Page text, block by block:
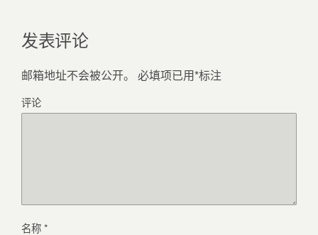
发表评论
邮箱地址不会被公开。 必填项已用*标注
评论
名称*